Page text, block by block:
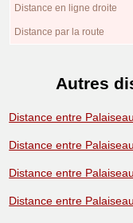
Distance en ligne droite
Distance par la route
Autres
Distance entre
Distance entre
Distance entre
Distance entre